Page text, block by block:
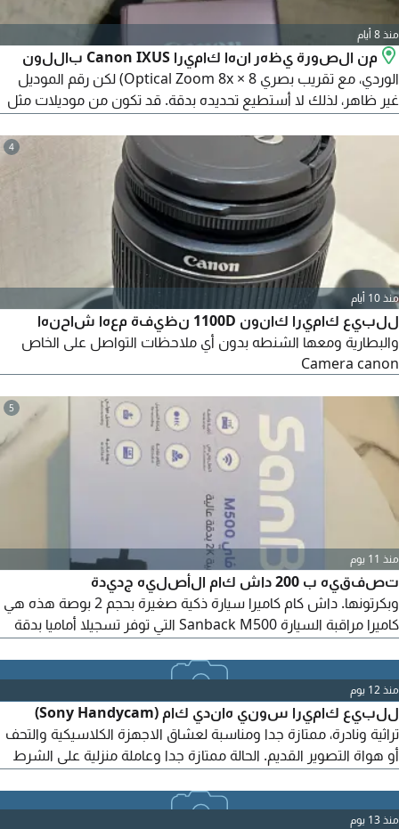
منذ 8 أيام
من الصورة يظهر انها كاميرا Canon IXUS باللون
الوردي، مع تقريب بصري 8 × Optical Zoom 8x) لكن رقم الموديل
غير ظاهر، لذلك لا أستطيع تحديده بدقة. قد تكون من موديلات مثل
eBay + 1 المواصفات التقريبية دقة 16 - 20 ميجا في كسل (بحسب
الموديل) بطارية ليثيوم قابلة للشحن
4
منذ 10 أيام
للبيع كاميرا كانون 1100D نظيفة معها شاحنها
والبطارية ومعها الشنطه بدون أي ملاحظات التواصل على الخاص
Camera canon
5
منذ 11 يوم
تصفقيه ب 200 داش كام الأصليه جديدة
وبكرتونها. داش كام كاميرا سيارة ذكية صغيرة بحجم 2 بوصة هذه هي
كاميرا مراقبة السيارة Sanback M500 التي توفر تسجيلا أماميا بدقة
لتسهيل الوصول الى التسجيلات عبر الهاتف الذكي. تعمل الكاميرا
بدون بطارية مدمجة لزيادة الأمان في درجات الحرارة المرتفعة،
وتتضمن ميزات مثل مستشعر الجاذبية ( G Sensor) للتسجيل التلقائي
منذ 12 يوم
للبيع كاميرا سوني هاندي كام (Sony Handycam)
تراثية ونادرة، ممتازة جدا ومناسبة لعشاق الاجهزة الكلاسيكية والتحف
أو هواة التصوير القديم. الحالة ممتازة جدا وعاملة منزلية على الشرط
الموقع المزاحمية تسليم يد بيد
منذ 13 يوم